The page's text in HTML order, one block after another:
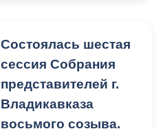
сотрудники
депутаты.
Вячеслав Мильдзихов
подарит 11-летнему
Эти автобусы
оборудованы всем
необходимым:
камерами наблюдения,
Состоялась шестая
сессия Собрания
представителей г.
Владикавказа
восьмого созыва.